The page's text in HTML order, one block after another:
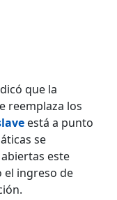
que la
reemplaza los
está a punto
se
este
el ingreso de